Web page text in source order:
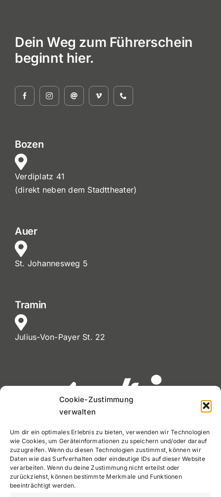
Cookie-Zustimmung
verwalten
Um dir ein optimales Erlebnis zu bieten, verwenden wir Technologien
wie Cookies, um Geräteinformationen zu speichern und/oder darauf
zuzugreifen. Wenn du diesen Technologien zustimmst, können wir
Daten wie das Surfverhalten oder eindeutige IDs auf dieser Website
verarbeiten. Wenn du deine Zustimmung nicht erteilst oder
zurückziehst, können bestimmte Merkmale und Funktionen
beeinträchtigt werden.
Dein Weg zum Führerschein
beginnt hier.
Bozen
Verdiplatz 41
(direkt neben dem Stadttheater)
Auer
St. Johannesweg 5
Tramin
Julius-Von-Payer St. 22
MwSt. Nr. 02720900212
Tel:+39 0471 971030
info@easydrive.bz